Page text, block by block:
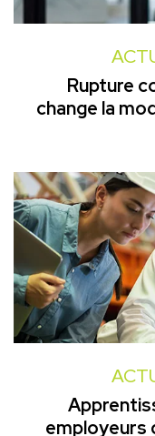
Rupture
change la
employeurs